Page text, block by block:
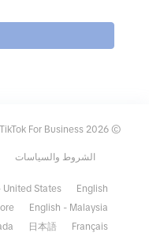
© 2026 TikTok For Business
الشروط والسياسات
United States
English
English - Malaysia
日本語 Français